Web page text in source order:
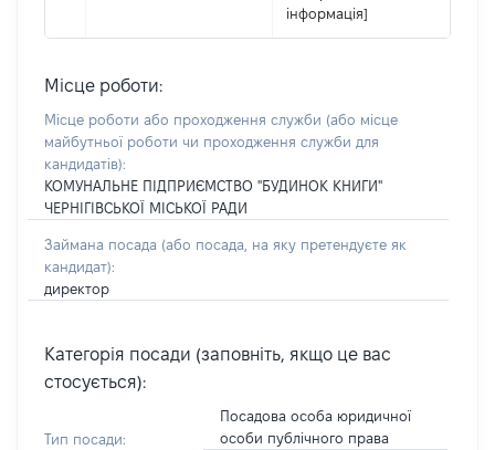
інформація]
Місце роботи:
Місце роботи або проходження служби (або місце
майбутньої роботи чи проходження служби для
кандидатів):
КОМУНАЛЬНЕ ПІДПРИЄМСТВО "БУДИНОК КНИГИ"
ЧЕРНІГІВСЬКОЇ МІСЬКОЇ РАДИ
Займана посада (або посада, на яку претендуєте як
кандидат):
директор
Категорія посади (заповніть, якщо це вас
стосується):
Тип посади:
Посадова особа юридичної
особи публічного права